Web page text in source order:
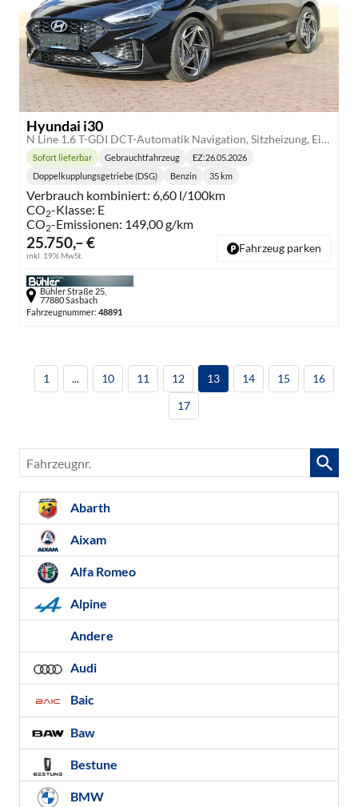
Hyundai i30
N Line 1.6 T-GDI DCT-Automatik Navigation, Sitzheizung, Einparkhilfe vorne
25.750,– €
inkl. 19% MwSt.
Lieferzeit:
Sofort lieferbar Gebrauchtfahrzeug EZ:26.05.2026
Getriebe:
Doppelkupplungsgetriebe (DSG) Benzin 35 km
Verbrauch kombiniert: 6,60 l/100km
CO2-Klasse: E
CO2-Emissionen: 149,00 g/km
Fahrzeug parken
Bühler Straße 25,
77880 Sasbach
Fahrzeugnummer: 48891
1 ... 10 11 12 13 14 15
16
17
Fahrzeugnr.
Abarth
Aixam
Alfa Romeo
Alpine
Andere
Audi
Baic
Baw
Bestune
BMW